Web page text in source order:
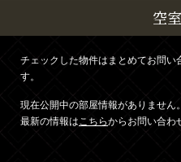
空
チェックした物件はまとめてお問い
す。
現在公開中の部屋情報がありません。
最新の情報はこちらからお問い合わ